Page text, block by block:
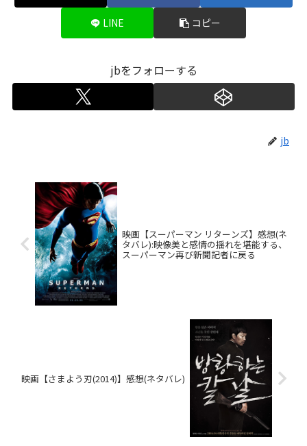
LINE コピー
jbをフォローする
jb
映画【スーパーマン リターンズ】感想(ネ
タバレ):映像美と感情の揺れを堪能する、
スーパーマン再び新聞記者に戻る
映画【さまよう刃(2014)】感想(ネタバレ)